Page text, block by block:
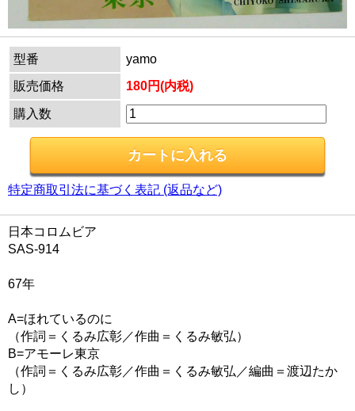
型番
yamo
販売価格
180円(内税)
購入数
特定商取引法に基づく表記 (返品など)
日本コロムビア
SAS-914
67年
A=ほれているのに
（作詞＝くるみ広彰／作曲＝くるみ敏弘）
B=アモーレ東京
（作詞＝くるみ広彰／作曲＝くるみ敏弘／編曲＝渡辺たか
し）